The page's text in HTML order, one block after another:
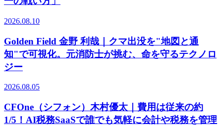
2026.08.10
Golden Field 金野 利哉｜クマ出没を"地図と通
知"で可視化。元消防士が挑む、命を守るテクノロ
ジー
2026.08.05
CFOne（シフォン）木村優太｜費用は従来の約
1/5！AI税務SaaSで誰でも気軽に会計や税務を管理